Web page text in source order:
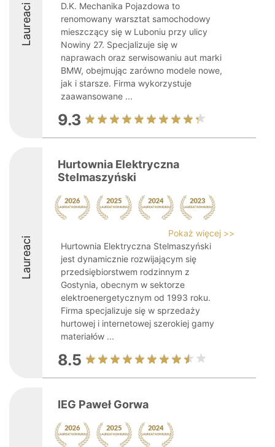
Laureaci
D.K. Mechanika Pojazdowa to
renomowany warsztat samochodowy
mieszczący się w Luboniu przy ulicy
Nowiny 27. Specjalizuje się w
naprawach oraz serwisowaniu aut marki
BMW, obejmując zarówno modele nowe,
jak i starsze. Firma wykorzystuje
zaawansowane ...
9.3
Laureaci
Hurtownia Elektryczna
Stelmaszyński
Pokaż więcej >>
Hurtownia Elektryczna Stelmaszyński
jest dynamicznie rozwijającym się
przedsiębiorstwem rodzinnym z
Gostynia, obecnym w sektorze
elektroenergetycznym od 1993 roku.
Firma specjalizuje się w sprzedaży
hurtowej i internetowej szerokiej gamy
materiałów ...
8.5
IEG Paweł Gorwa